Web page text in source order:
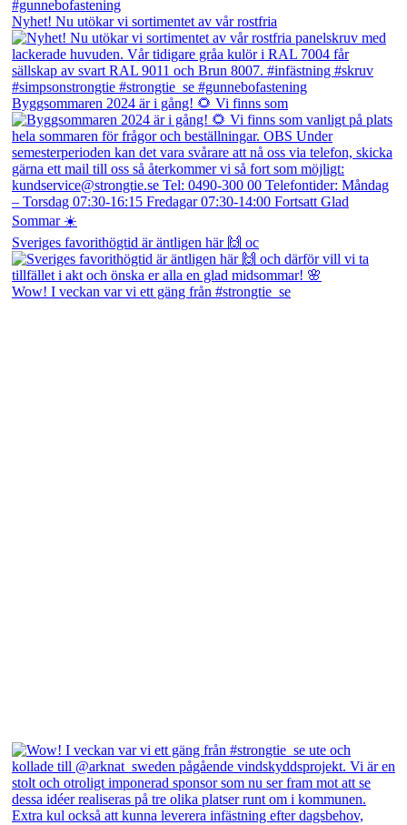
Nyhet! Nu utökar vi sortimentet av vår rostfria
Byggsommaren 2024 är i gång! 🌻 Vi finns som
Sveriges favorithögtid är äntligen här 🙌 oc
Wow! I veckan var vi ett gäng från #strongtie_se